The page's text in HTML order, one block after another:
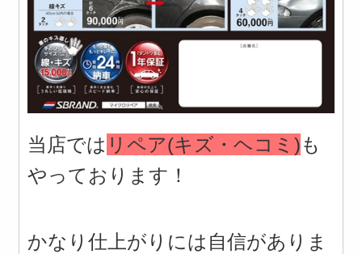
当店では リペア(キズ・ヘコミ)も
やっております！
かなり仕上がりには自信がありま